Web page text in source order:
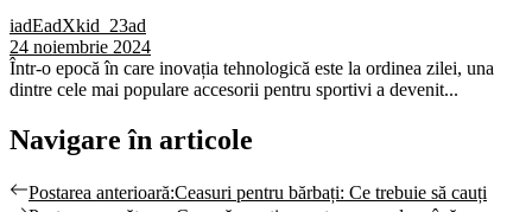
iadEadXkid_23ad
24 noiembrie 2024
Într-o epocă în care inovația tehnologică este la ordinea zilei, una
dintre cele mai populare accesorii pentru sportivi a devenit...
Navigare în articole
Postarea anterioară:Ceasuri pentru bărbați: Ce trebuie să cauți